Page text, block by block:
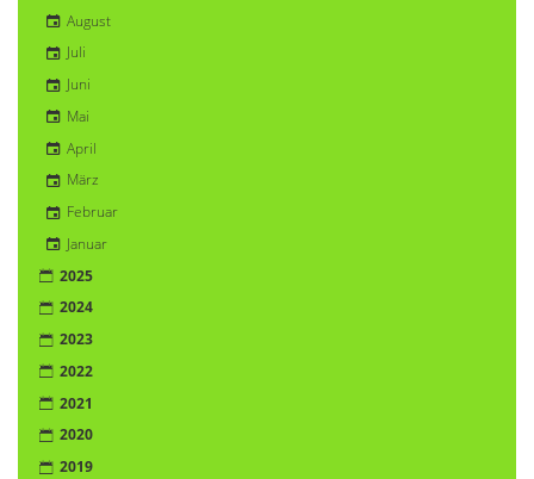
August
Juli
Juni
Mai
April
März
Februar
Januar
2025
2024
2023
2022
2021
2020
2019